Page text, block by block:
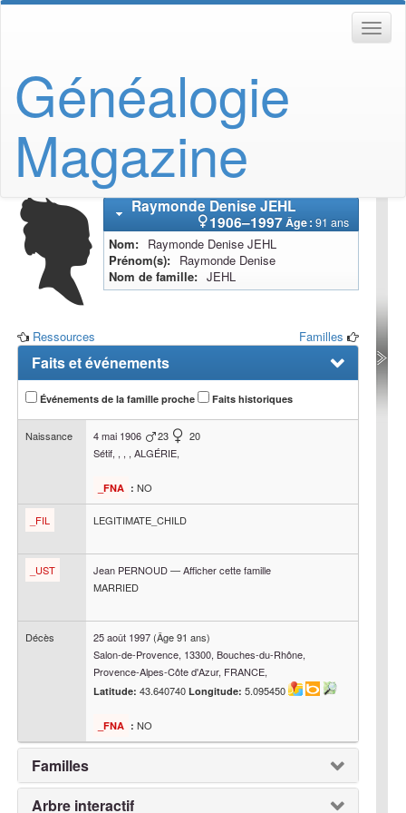
Généalogie
Magazine
Raymonde DeniseJEHL
1906–1997Âge : 91 ans
Nom Raymonde Denise JEHL
Prénom(s)
Raymonde Denise
Nom de famille
JEHL
Ressources Familles
Faits et événements
Événements de la famille proche Faits historiques
Naissance 4 mai 1906 23
20
Sétif, , , , ALGÉRIE,
_FNA : NO
_FIL LEGITIMATE_CHILD
_UST Jean PERNOUD—Afficher cette famille
MARRIED
Décès 25 août 1997 (Âge 91 ans)
Salon-de-Provence, 13300, Bouches-du-Rhône,
Provence-Alpes-Côte d'Azur, FRANCE,
Latitude:43.640740Longitude:5.095450
_FNA : NO
Familles
Arbre interactif